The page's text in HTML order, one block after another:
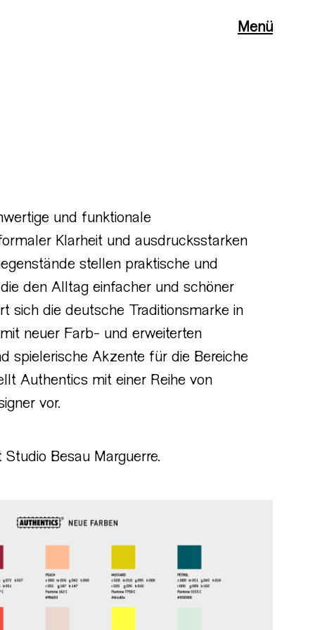
Menü
und funktionale
Klarheit und ausdrucksstarken
stellen praktische und
den Alltag einfacher und schöner
sich die deutsche Traditionsmarke in
neuer Farb- und erweiterten
spielerische Akzente für die Bereiche
Authentics mit einer Reihe von
vor.
Besau Marguerre.